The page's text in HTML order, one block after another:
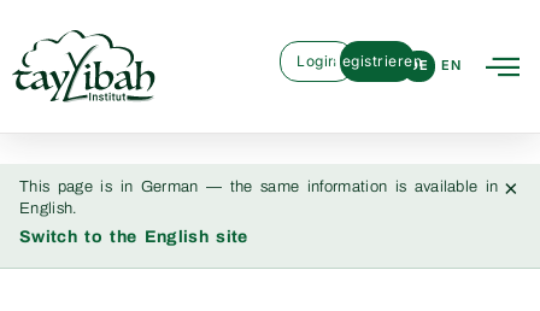
DE EN
LoginRegistrieren
This page is in German — the same information is available in
English.
Switch to the English site
×